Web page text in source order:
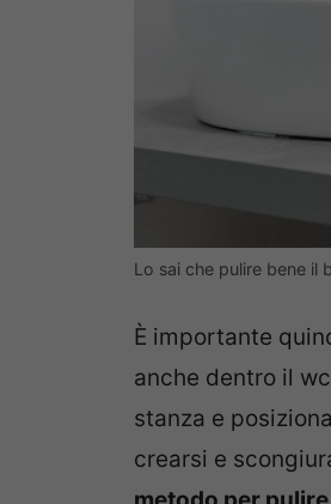
Lo sai che pulire bene il
È importante
anche dentro il
stanza e
crearsi e